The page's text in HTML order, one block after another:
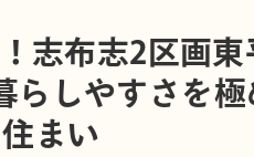
志布志2区画東
らしやすさを極
まい